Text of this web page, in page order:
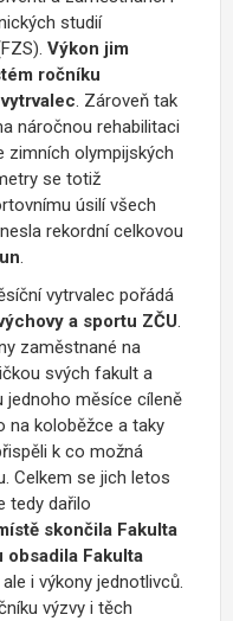
studií
Výkon jim
ročníku
. Zároveň tak
náročnou rehabilitaci
zimních olympijských
se totiž
úsilí všech
rekordní celkovou
.
vytrvalec pořádá
a sportu ZČU.
zaměstnané na
svých fakult a
jednoho měsíce cíleně
na koloběžce a taky
k co možná
Celkem se jich letos
tedy dařilo
skončila Fakulta
Fakulta
i výkony jednotlivců.
výzvy i těch